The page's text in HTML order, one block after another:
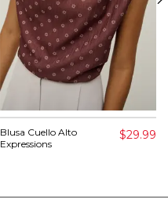
Blusa Cuello Alto
Expressions
$29.99